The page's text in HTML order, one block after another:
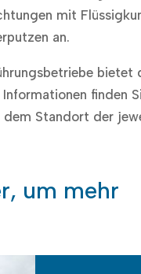
mit
an.
bietet
finden
Standort der
um mehr